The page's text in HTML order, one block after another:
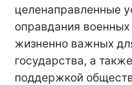
целенаправленные
оправдания
жизненно важных
государства, а
поддержкой